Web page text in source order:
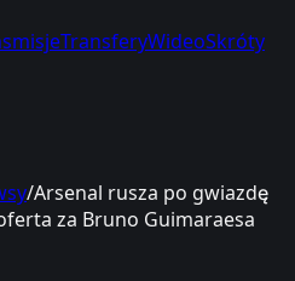
TransferyWideoSkróty
/Arsenal rusza po gwiazdę
za Bruno Guimaraesa